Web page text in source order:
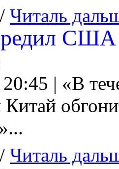
Читаль
США
20:45 | «В
Китай
Читаль